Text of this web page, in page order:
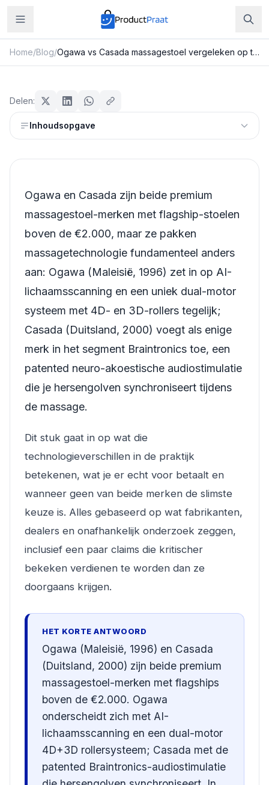
Home/Blog/ Ogawa vs Casada massagestoel vergeleken op technologie en prijs
Ogawa vs Casada massagestoel
vergeleken op technologie en prijs
Redactie ProductPraat
Delen:
Inhoudsopgave
Ogawa en Casada zijn beide premium
massagestoel-merken met flagship-stoelen
boven de €2.000, maar ze pakken
massagetechnologie fundamenteel anders
aan: Ogawa (Maleisië, 1996) zet in op AI-
lichaamsscanning en een uniek dual-motor
systeem met 4D- en 3D-rollers tegelijk;
Casada (Duitsland, 2000) voegt als enige
merk in het segment Braintronics toe, een
patented neuro-akoestische audiostimulatie
die je hersengolven synchroniseert tijdens
de massage.
Dit stuk gaat in op wat die
technologieverschillen in de praktijk
betekenen, wat je er echt voor betaalt en
wanneer geen van beide merken de slimste
keuze is. Alles gebaseerd op wat fabrikanten,
dealers en onafhankelijk onderzoek zeggen,
inclusief een paar claims die kritischer
bekeken verdienen te worden dan ze
doorgaans krijgen.
HET KORTE ANTWOORD
Ogawa (Maleisië, 1996) en Casada
(Duitsland, 2000) zijn beide premium
massagestoel-merken met flagships
boven de €2.000. Ogawa
onderscheidt zich met AI-
lichaamsscanning en een dual-motor
4D+3D rollersysteem; Casada met de
patented Braintronics-audiostimulatie